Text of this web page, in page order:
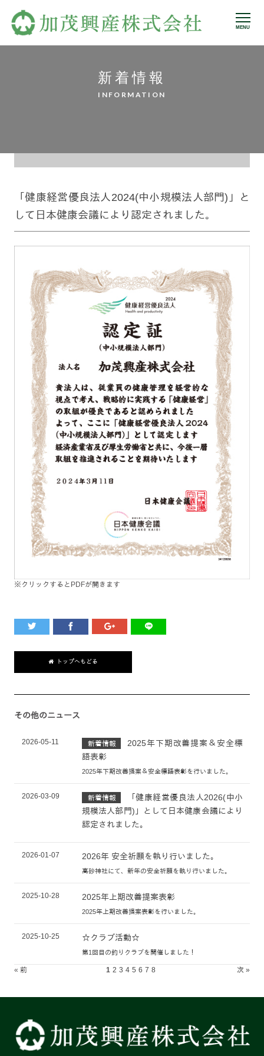
MENU
新着情報
INFORMATION
「健康経営優良法人2024(中小規模法人部門)」と
して日本健康会議により認定されました。
※クリックするとPDFが開きます
トップへもどる
その他のニュース
2026-05-11 新着情報
2025年下期改善提案＆安全標
語表彰
2025年下期改善提案＆安全標語表彰を行いました。
2026-03-09 新着情報
「健康経営優良法人2026(中小
規模法人部門)」として日本健康会議により
認定されました。
2026-01-07 2026年 安全祈願を執り行いました。
高砂神社にて、新年の安全祈願を執り行いました。
2025-10-28 2025年上期改善提案表彰
2025年上期改善提案表彰を行いました。
2025-10-25 ☆クラブ活動☆
第1回目の釣りクラブを開催しました！
« 前 1 2 3 4 5 6 7 8 次 »